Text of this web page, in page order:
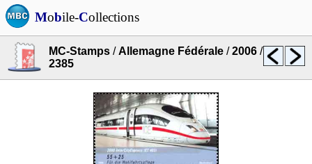
Mobile-Collections
MC-Stamps /Allemagne Fédérale /2006 /
2385